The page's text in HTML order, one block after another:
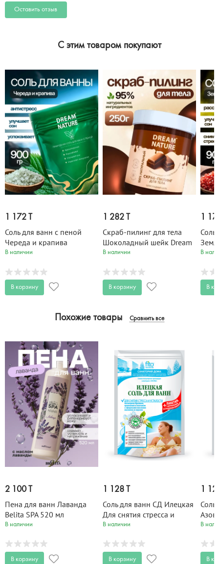
Оставить отзыв
C этим товаром покупают
1 172 T
Соль для ванн с пеной
Череда и крапива
Антистресс Dream Nature
В наличии
В корзину
1 282 T
Скраб-пилинг для тела
Шоколадный шейк Dream
Nature 250 гр
В наличии
В корзину
1
Соль
В
В
Похожие товары Сравнить все
2 100 T
Пена для ванн Лаванда
Belita SPA 520 мл
В наличии
В корзину
1 128 T
Соль для ванн СД Илецкая
Для снятия стресса и
усталости 530гр
В наличии
В корзину
1
Соль
В
В